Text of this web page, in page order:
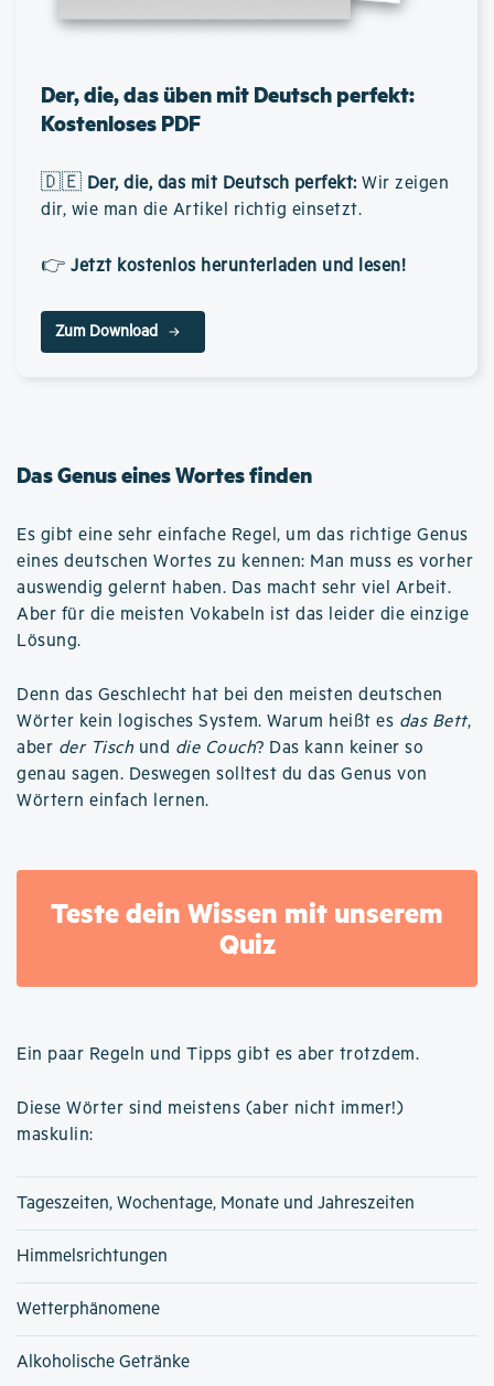
Der, die, das üben mit Deutsch perfekt:
Kostenloses PDF
🇩🇪 Der, die, das mit Deutsch perfekt: Wir zeigen
dir, wie man die Artikel richtig einsetzt.
👉 Jetzt kostenlos herunterladen und lesen!
Zum Download
Das Genus eines Wortes finden
Es gibt eine sehr einfache Regel, um das richtige Genus
eines deutschen Wortes zu kennen: Man muss es vorher
auswendig gelernt haben. Das macht sehr viel Arbeit.
Aber für die meisten Vokabeln ist das leider die einzige
Lösung.
Denn das Geschlecht hat bei den meisten deutschen
Wörter kein logisches System. Warum heißt es das Bett,
aber der Tisch und die Couch? Das kann keiner so
genau sagen. Deswegen solltest du das Genus von
Wörtern einfach lernen.
Teste dein Wissen mit unserem
Quiz
Ein paar Regeln und Tipps gibt es aber trotzdem.
Diese Wörter sind meistens (aber nicht immer!)
maskulin:
Tageszeiten, Wochentage, Monate und Jahreszeiten
Himmelsrichtungen
Wetterphänomene
Alkoholische Getränke